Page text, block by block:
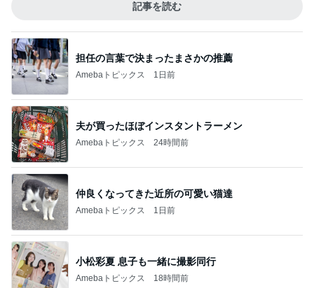
記事を読む
担任の言葉で決まったまさかの推薦
Amebaトピックス 1日前
夫が買ったほぼインスタントラーメン
Amebaトピックス 24時間前
仲良くなってきた近所の可愛い猫達
Amebaトピックス 1日前
小松彩夏 息子も一緒に撮影同行
Amebaトピックス 18時間前